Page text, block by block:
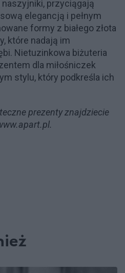
naszyjniki, przyciągają
elegancją i pełnym
formy z białego złota
które nadają im
Nietuzinkowa biżuteria
dla miłośniczek
stylu, który podkreśla ich
prezenty znajdziecie